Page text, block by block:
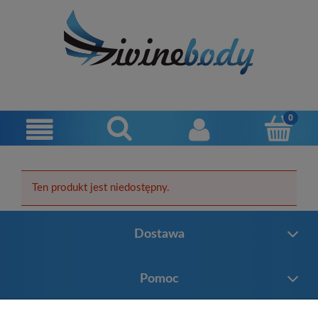
Ten produkt jest niedostępny.
Dostawa
Pomoc